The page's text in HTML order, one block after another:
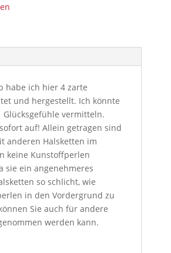
habe ich hier 4 zarte
und hergestellt. Ich könnte
Glücksgefühle vermitteln.
auf! Allein getragen sind
anderen Halsketten im
keine Kunstoffperlen
sie ein angenehmeres
so schlicht, wie
in den Vordergrund zu
Sie auch für andere
werden kann.